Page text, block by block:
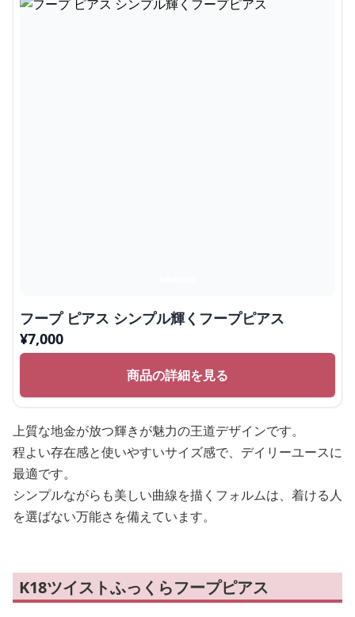
フープ ピアス シンプル輝くフープピアス
¥7,000
商品の詳細を見る
上質な地金が放つ輝きが魅力の王道デザインです。
程よい存在感と使いやすいサイズ感で、デイリーユースに
最適です。
シンプルながらも美しい曲線を描くフォルムは、着ける人
を選ばない万能さを備えています。
K18ツイストふっくらフープピアス